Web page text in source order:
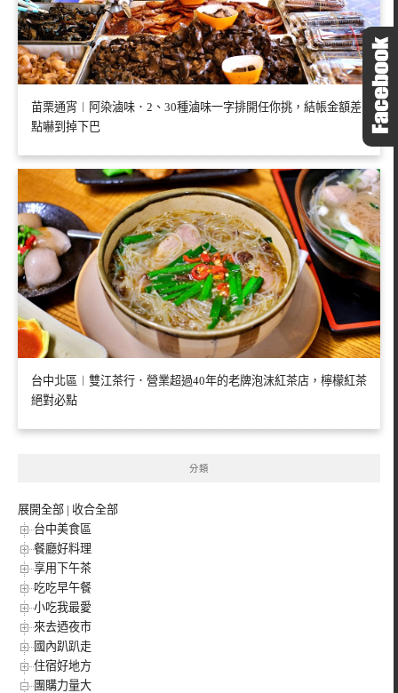
苗栗通宵︱阿染滷味．2、30種滷味一字排開任你挑，結帳金額差
點嚇到掉下巴
台中北區︱雙江茶行．營業超過40年的老牌泡沫紅茶店，檸檬紅茶
絕對必點
分類
展開全部 | 收合全部
台中美食區
餐廳好料理
享用下午茶
吃吃早午餐
小吃我最愛
來去迺夜市
國內趴趴走
住宿好地方
團購力量大